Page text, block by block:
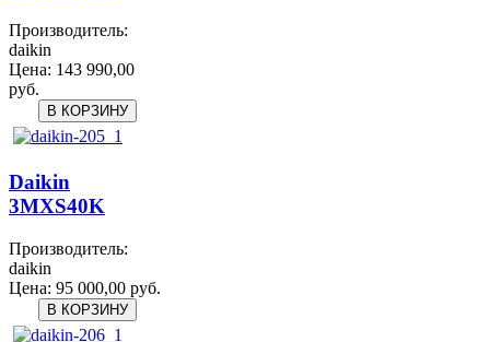
Производитель:
daikin
Цена: 143 990,00
руб.
Daikin
3MXS40K
Производитель:
daikin
Цена: 95 000,00 руб.